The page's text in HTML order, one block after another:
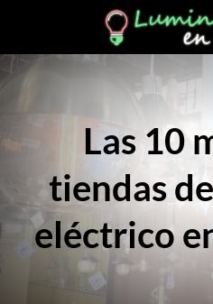
Las 10
tiendas
eléctrico